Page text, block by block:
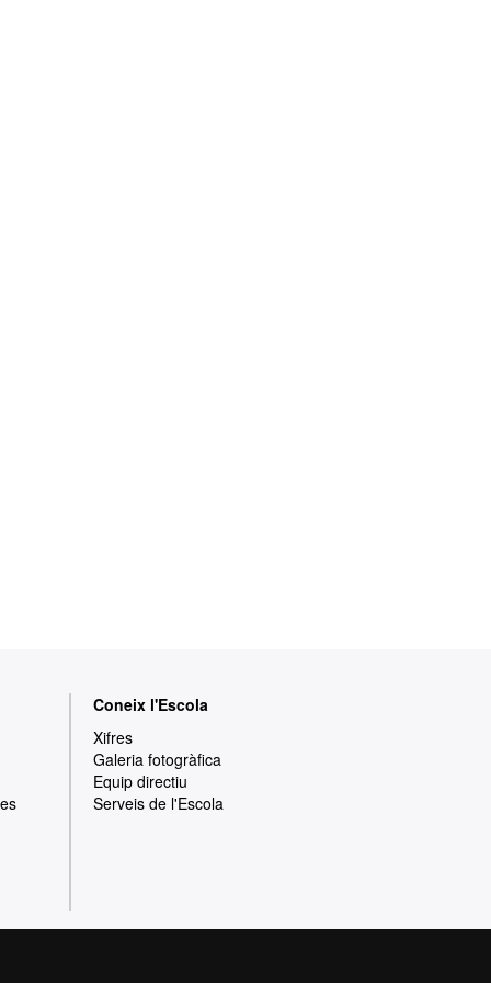
Coneix l'Escola
Xifres
Galeria fotogràfica
Equip directiu
Serveis de l'Escola